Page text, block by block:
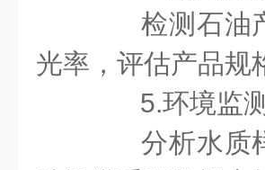
检测石油产
光率，评估产品规
5.环境监测
分析水质样